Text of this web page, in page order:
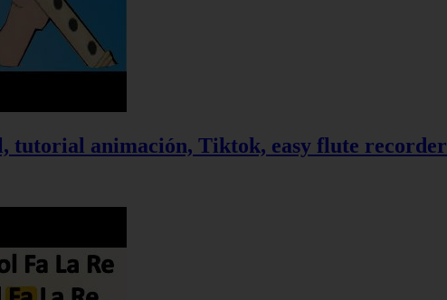
tutorial animación, Tiktok, easy flute recorder